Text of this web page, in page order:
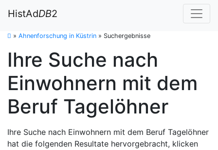
HistAdDB2
» Ahnenforschung in Küstrin » Suchergebnisse
Ihre Suche nach
Einwohnern mit dem
Beruf Tagelöhner
Ihre Suche nach Einwohnern mit dem Beruf Tagelöhner
hat die folgenden Resultate hervorgebracht, klicken